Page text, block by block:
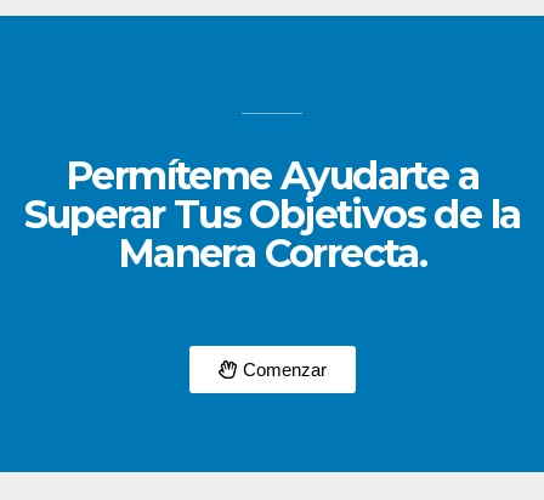
Permíteme Ayudarte a
Superar Tus Objetivos de la
Manera Correcta.
Comenzar